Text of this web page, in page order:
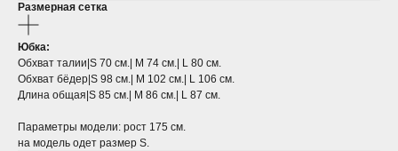
Размерная сетка
Юбка:
Обхват талии|S 70 см.| M 74 см.| L 80 см.
Обхват бёдер|S 98 см.| M 102 см.| L 106 см.
Длина общая|S 85 см.| M 86 см.| L 87 см.
Параметры модели: рост 175 см.
на модель одет размер S.